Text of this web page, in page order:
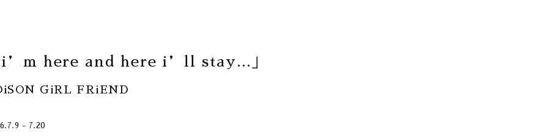
i’m here and here i’ll stay…」
GiRL FRiEND
- 7.20